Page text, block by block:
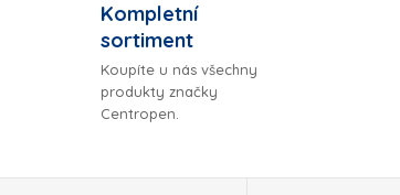
Kompletní
sortiment
Koupíte u nás všechny
produkty značky
Centropen.